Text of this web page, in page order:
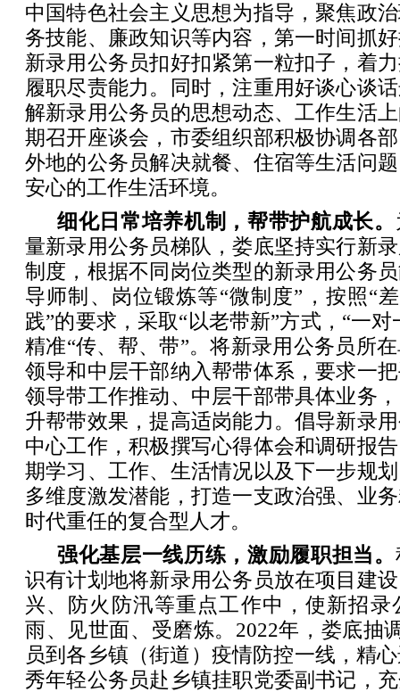
中国特色社会主义思想为指导，聚焦政
务技能、廉政知识等内容，第一时间抓
新录用公务员扣好扣紧第一粒扣子，着
履职尽责能力。同时，注重用好谈心谈
解新录用公务员的思想动态、工作生活
期召开座谈会，市委组织部积极协调各
外地的公务员解决就餐、住宿等生活问
安心的工作生活环境。
细化日常培养机制，帮带护航成长。
量新录用公务员梯队，娄底坚持实行新
制度，根据不同岗位类型的新录用公务
导师制、岗位锻炼等“微制度”，按照“
践”的要求，采取“以老带新”方式，“一对
精准“传、帮、带”。将新录用公务员所
领导和中层干部纳入帮带体系，要求一
领导带工作推动、中层干部带具体业务
升帮带效果，提高适岗能力。倡导新录
中心工作，积极撰写心得体会和调研报
期学习、工作、生活情况以及下一步规
多维度激发潜能，打造一支政治强、业
时代重任的复合型人才。
强化基层一线历练，激励履职担当。
识有计划地将新录用公务员放在项目建
兴、防火防汛等重点工作中，使新招录
雨、见世面、受磨炼。2022年，娄底抽
员到各乡镇（街道）疫情防控一线，精
秀年轻公务员赴乡镇挂职党委副书记，